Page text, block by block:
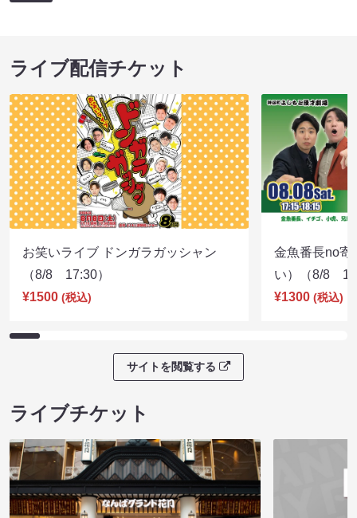
ライブ配信チケット
お笑いライブ ドンガラガッシャン
（8/8 17:30）
¥1500 (税込)
金魚番長no寄
い）（8/8
¥1300 (税込)
サイトを閲覧する
ライブチケット